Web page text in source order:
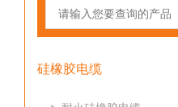
硅橡胶电缆